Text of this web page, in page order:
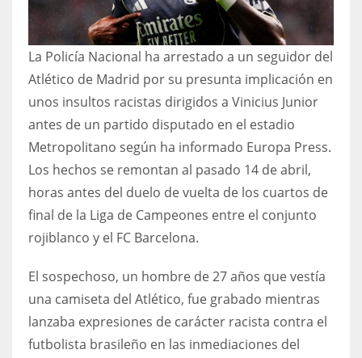
6
DEN
24
PIT
20
16
OAK
19
La Policía Nacional ha arrestado a un seguidor del
Atlético de Madrid por su presunta implicación en
unos insultos racistas dirigidos a Vinicius Junior
antes de un partido disputado en el estadio
Metropolitano según ha informado Europa Press.
Los hechos se remontan al pasado 14 de abril,
horas antes del duelo de vuelta de los cuartos de
final de la Liga de Campeones entre el conjunto
rojiblanco y el FC Barcelona.
El sospechoso, un hombre de 27 años que vestía
una camiseta del Atlético, fue grabado mientras
lanzaba expresiones de carácter racista contra el
futbolista brasileño en las inmediaciones del